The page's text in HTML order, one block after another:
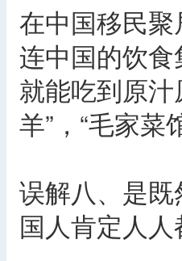
在中国移民
连中国的饮
就能吃到原汁
羊”，“毛家菜
误解八、是
国人肯定人